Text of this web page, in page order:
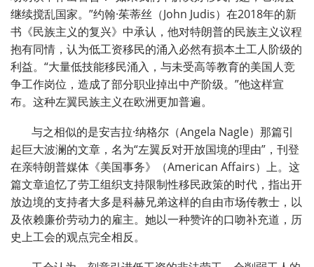
继续搅乱国家。”约翰·茱蒂丝（John Judis）在2018年的新
书《民族主义的复兴》中承认，他对特朗普的民族主义议程
抱有同情，认为低工资移民的涌入必然有损本土工人阶级的
利益。“大量低技能移民涌入，与未受高等教育的美国人竞
争工作岗位，造成了部分职业掉出中产阶级。”他这样宣
布。这种左翼民族主义在欧洲更加普遍。
与之相似的是安吉拉·纳格尔（Angela Nagle）那篇引
起巨大波澜的文章，名为“左翼反对开放国境的理由”，刊登
在亲特朗普媒体《美国事务》（American Affairs）上。这
篇文章追忆了劳工组织支持限制性移民政策的时代，指出开
放边境的支持者大多是科赫兄弟这样的自由市场传教士，以
及依赖廉价劳动力的雇主。她以一种赞许的口吻补充道，历
史上工会的观点完全相反。